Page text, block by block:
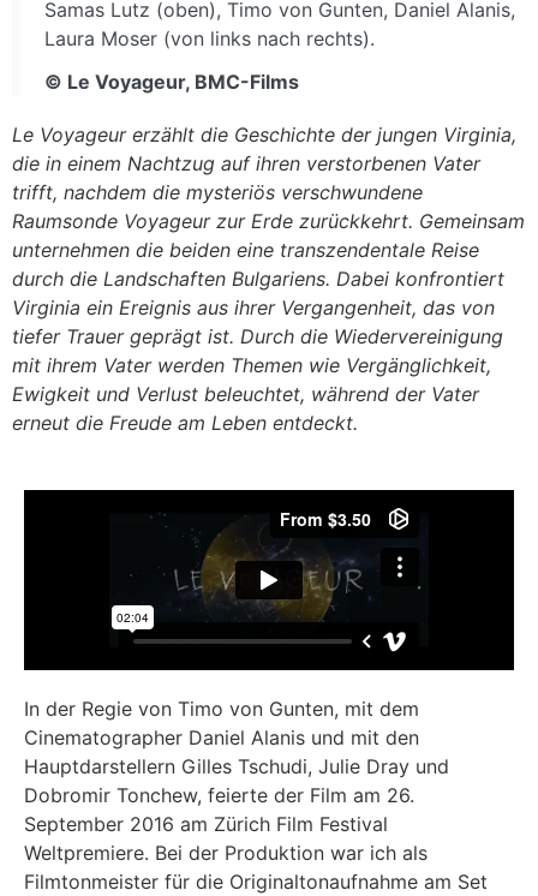
Samas Lutz (oben), Timo von Gunten, Daniel Alanis,
Laura Moser (von links nach rechts).
© Le Voyageur, BMC-Films
Le Voyageur erzählt die Geschichte der jungen Virginia,
die in einem Nachtzug auf ihren verstorbenen Vater
trifft, nachdem die mysteriös verschwundene
Raumsonde Voyageur zur Erde zurückkehrt. Gemeinsam
unternehmen die beiden eine transzendentale Reise
durch die Landschaften Bulgariens. Dabei konfrontiert
Virginia ein Ereignis aus ihrer Vergangenheit, das von
tiefer Trauer geprägt ist. Durch die Wiedervereinigung
mit ihrem Vater werden Themen wie Vergänglichkeit,
Ewigkeit und Verlust beleuchtet, während der Vater
erneut die Freude am Leben entdeckt.
In der Regie von Timo von Gunten, mit dem
Cinematographer Daniel Alanis und mit den
Hauptdarstellern Gilles Tschudi, Julie Dray und
Dobromir Tonchew, feierte der Film am 26.
September 2016 am Zürich Film Festival
Weltpremiere. Bei der Produktion war ich als
Filmtonmeister für die Originaltonaufnahme am Set